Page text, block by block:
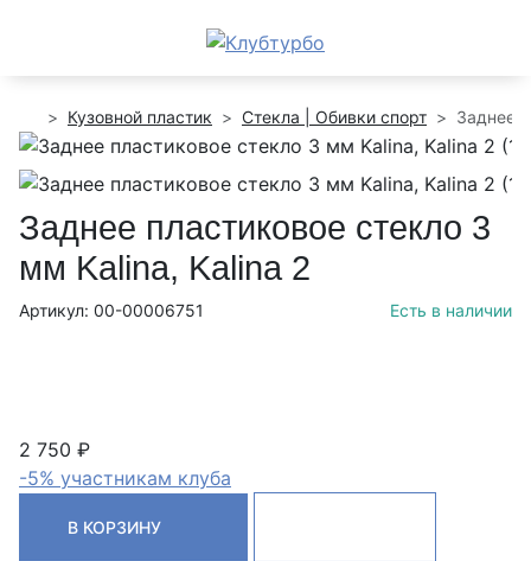
Кузовной пластик Стекла | Обивки спорт Заднее
Заднее пластиковое стекло 3
мм Kalina, Kalina 2
Артикул: 00-00006751 Есть в наличии
2 750 ₽
-5% участникам клуба
В КОРЗИНУ